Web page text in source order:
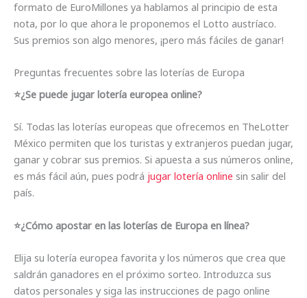
formato de EuroMillones ya hablamos al principio de esta
nota, por lo que ahora le proponemos el Lotto austríaco.
Sus premios son algo menores, ¡pero más fáciles de ganar!
Preguntas frecuentes sobre las loterías de Europa
⭐️¿Se puede jugar lotería europea online?
Sí. Todas las loterías europeas que ofrecemos en TheLotter
México permiten que los turistas y extranjeros puedan jugar,
ganar y cobrar sus premios. Si apuesta a sus números online,
es más fácil aún, pues podrá jugar lotería online sin salir del
país.
⭐️¿Cómo apostar en las loterías de Europa en línea?
Elija su lotería europea favorita y los números que crea que
saldrán ganadores en el próximo sorteo. Introduzca sus
datos personales y siga las instrucciones de pago online